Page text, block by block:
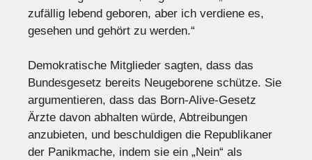
zufällig lebend geboren, aber ich verdiene es,
gesehen und gehört zu werden.“
Demokratische Mitglieder sagten, dass das
Bundesgesetz bereits Neugeborene schütze. Sie
argumentieren, dass das Born-Alive-Gesetz
Ärzte davon abhalten würde, Abtreibungen
anzubieten, und beschuldigen die Republikaner
der Panikmache, indem sie ein „Nein“ als